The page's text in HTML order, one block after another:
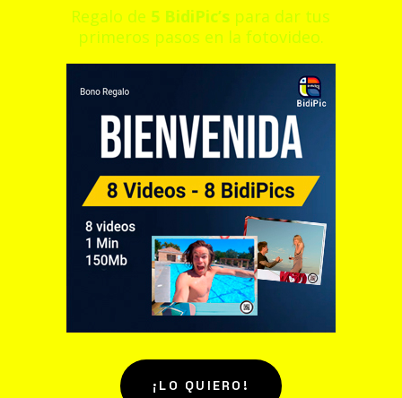
Regalo de 5 BidiPic’s para dar tus
primeros pasos en la fotovideo.
¡LO QUIERO!